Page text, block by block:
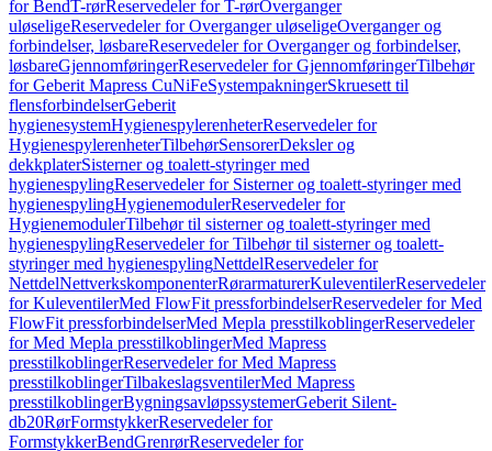
for BendT-rørReservedeler for T-rørOverganger
uløseligeReservedeler for Overganger uløseligeOverganger og
forbindelser, løsbareReservedeler for Overganger og forbindelser,
løsbareGjennomføringerReservedeler for GjennomføringerTilbehør
for Geberit Mapress CuNiFeSystempakningerSkruesett til
flensforbindelserGeberit
hygienesystemHygienespylerenheterReservedeler for
HygienespylerenheterTilbehørSensorerDeksler og
dekkplaterSisterner og toalett-styringer med
hygienespylingReservedeler for Sisterner og toalett-styringer med
hygienespylingHygienemodulerReservedeler for
HygienemodulerTilbehør til sisterner og toalett-styringer med
hygienespylingReservedeler for Tilbehør til sisterner og toalett-
styringer med hygienespylingNettdelReservedeler for
NettdelNettverkskomponenterRørarmaturerKuleventilerReservedeler
for KuleventilerMed FlowFit pressforbindelserReservedeler for Med
FlowFit pressforbindelserMed Mepla presstilkoblingerReservedeler
for Med Mepla presstilkoblingerMed Mapress
presstilkoblingerReservedeler for Med Mapress
presstilkoblingerTilbakeslagsventilerMed Mapress
presstilkoblingerBygningsavløpssystemerGeberit Silent-
db20RørFormstykkerReservedeler for
FormstykkerBendGrenrørReservedeler for